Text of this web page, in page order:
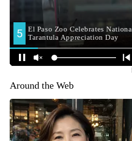
Around the Web